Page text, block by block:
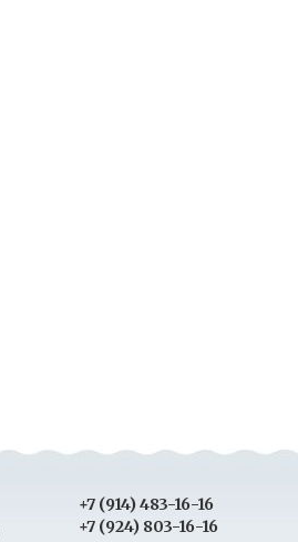
+7 (914) 483-16-16
+7 (924) 803-16-16